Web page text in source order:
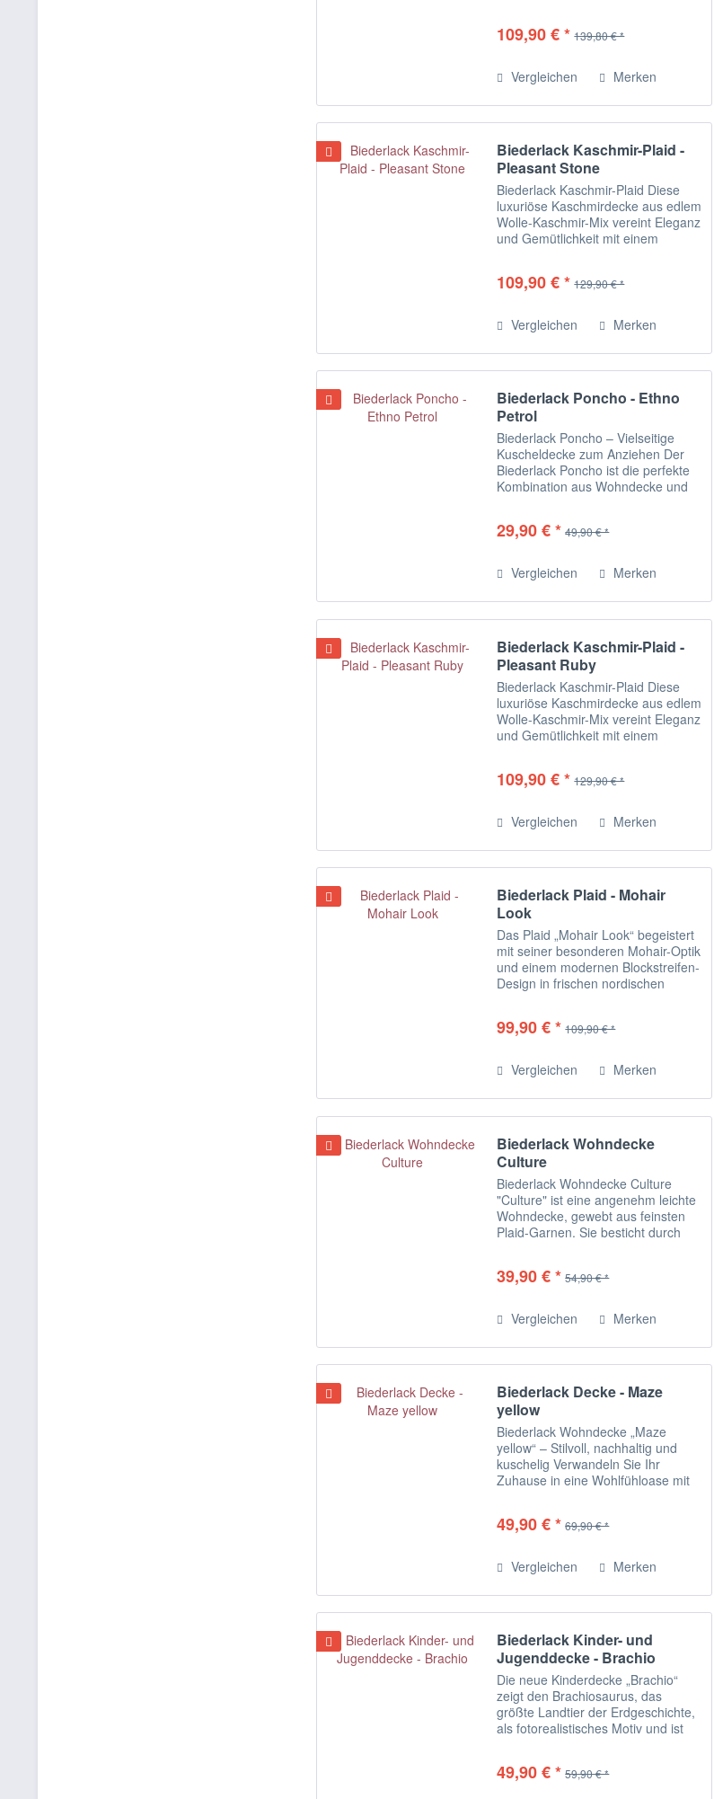
Gefertigt aus 100% hochwertiger
109,90 € * 139,80 € *
Vergleichen Merken
Biederlack Kaschmir-Plaid -
Pleasant Stone
Biederlack Kaschmir-Plaid Diese
luxuriöse Kaschmirdecke aus edlem
Wolle-Kaschmir-Mix vereint Eleganz
und Gemütlichkeit mit einem
gehalten wie die Rückseite der
109,90 € * 129,90 € *
Vergleichen Merken
Biederlack Poncho - Ethno
Petrol
Biederlack Poncho – Vielseitige
Kuscheldecke zum Anziehen Der
Biederlack Poncho ist die perfekte
Kombination aus Wohndecke und
sich die hochwertige Kuscheldecke
29,90 € * 49,90 € *
Vergleichen Merken
Biederlack Kaschmir-Plaid -
Pleasant Ruby
Biederlack Kaschmir-Plaid Diese
luxuriöse Kaschmirdecke aus edlem
Wolle-Kaschmir-Mix vereint Eleganz
und Gemütlichkeit mit einem
gehalten wie die Rückseite der
109,90 € * 129,90 € *
Vergleichen Merken
Biederlack Plaid - Mohair
Look
Das Plaid „Mohair Look“ begeistert
mit seiner besonderen Mohair-Optik
und einem modernen Blockstreifen-
Design in frischen nordischen
besitzt die typische, leicht
99,90 € * 109,90 € *
Vergleichen Merken
Biederlack Wohndecke
Culture
Biederlack Wohndecke Culture
"Culture" ist eine angenehm leichte
Wohndecke, gewebt aus feinsten
Plaid-Garnen. Sie besticht durch
Kuscheldecke mit markantem Ikat-
39,90 € * 54,90 € *
Vergleichen Merken
Biederlack Decke - Maze
yellow
Biederlack Wohndecke „Maze
yellow“ – Stilvoll, nachhaltig und
kuschelig Verwandeln Sie Ihr
Zuhause in eine Wohlfühloase mit
Biederlack Kuscheldecke besticht
49,90 € * 69,90 € *
Vergleichen Merken
Biederlack Kinder- und
Jugenddecke - Brachio
Die neue Kinderdecke „Brachio“
zeigt den Brachiosaurus, das
größte Landtier der Erdgeschichte,
als fotorealistisches Motiv und ist
Kuscheldecke besteht aus einer...
49,90 € * 59,90 € *